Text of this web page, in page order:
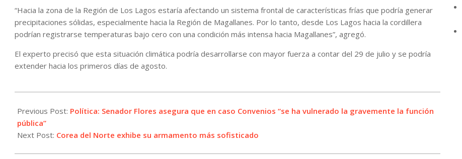
“Hacia la zona de la Región de Los Lagos estaría afectando un sistema frontal de características frías que podría generar
precipitaciones sólidas, especialmente hacia la Región de Magallanes. Por lo tanto, desde Los Lagos hacia la cordillera
podrían registrarse temperaturas bajo cero con una condición más intensa hacia Magallanes”, agregó.
El experto precisó que esta situación climática podría desarrollarse con mayor fuerza a contar del 29 de julio y se podría
extender hacia los primeros días de agosto.
07-
28
Previous Post: Política: Senador Flores asegura que en caso Convenios “se ha vulnerado la gravemente la función
pública”
Next Post: Corea del Norte exhibe su armamento más sofisticado